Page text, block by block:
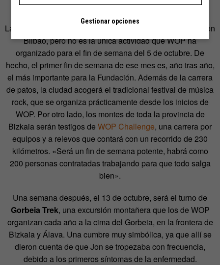
La Estropatada se ha convertido en una cita emblemática en
Bilbao, pero no es la única actividad que WOP ha
organizado para el fin de semana del 5 de octubre. De
hecho, el primer fin de semana de ese mes es, año tras año,
el más importante para la Fundación. Además de la carrera
de patos, la ciudad acogerá el tradicional festival de música
rock, que se organiza prácticamente desde los inicios de
WOP. Por otro lado, los montes de toda la provincia de
Bizkaia serán testigos de WOP Challenge, una carrera por
equipos y a relevos que contará con un recorrido de 230
kilómetros. «Será un fin de semana potente, habrá como
200 personas contratadas trabajando para que todo salga
bien».
Una semana después, el 13 de octubre, será el turno de
Gorbeia Trek, una excursión montañera que los de WOP
organizan cada año a la cima del Gorbeia, en la frontera de
Bizkaia y Álava. Una cumbre muy simbólica, ya que allí se
dieron cuenta de que Jon se tropezaba con frecuencia,
debido a los primeros síntomas de la enfermedad.
Gestionar opciones